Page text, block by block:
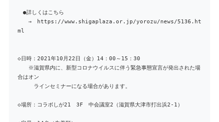
●詳しくはこちら
→ https://www.shigaplaza.or.jp/yorozu/news/5136.ht
ml
◇日時：2021年10月22日（金）14：00～15：30
※滋賀県内に、新型コロナウイルスに伴う緊急事態宣言が発出された場
合はオン
ラインセミナーになる場合があります。
◇場所：コラボしが21 3F 中会議室2（滋賀県大津市打出浜2-1）